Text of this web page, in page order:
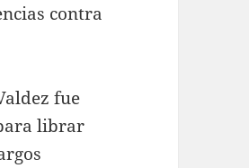
contra
fue
librar